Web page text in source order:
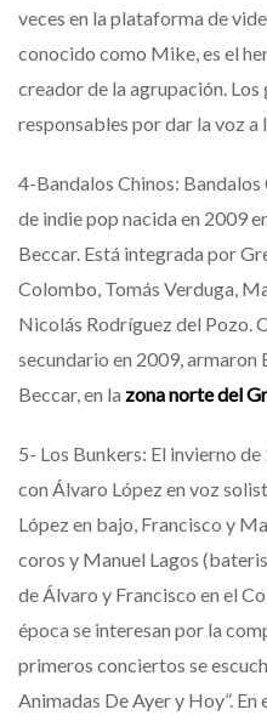
veces en la plataforma de
conocido como Mike, es el
creador de la agrupación. Los
responsables por dar la voz a
4-Bandalos Chinos: Bandalos
de indie pop nacida en 2009
Beccar. Está integrada por
Colombo, Tomás Verduga,
Nicolás Rodríguez del Pozo.
secundario en 2009, armaron
Beccar, en la zona norte del
5- Los Bunkers: El invierno de
con Álvaro López en voz
López en bajo, Francisco y
coros y Manuel Lagos
de Álvaro y Francisco en el
época se interesan por la
primeros conciertos se
Animadas De Ayer y Hoy”.